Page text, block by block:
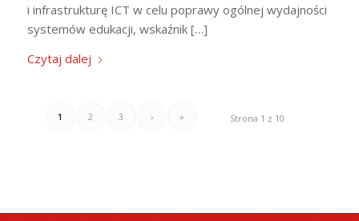
i infrastrukturę ICT w celu poprawy ogólnej wydajności
systemów edukacji, wskaźnik […]
Czytaj dalej
Strona 1 z 10
1 2 3 › »